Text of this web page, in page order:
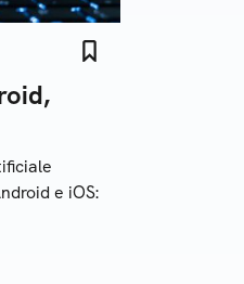
e iOS: